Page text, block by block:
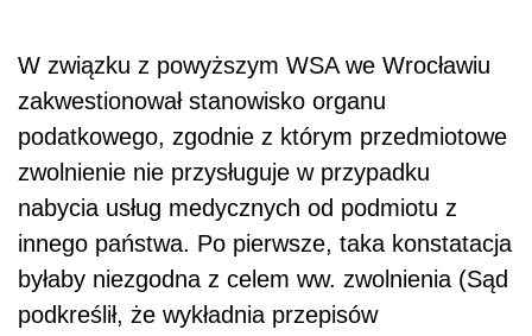
W związku z powyższym WSA we Wrocławiu
zakwestionował stanowisko organu
podatkowego, zgodnie z którym przedmiotowe
zwolnienie nie przysługuje w przypadku
nabycia usług medycznych od podmiotu z
innego państwa. Po pierwsze, taka konstatacja
byłaby niezgodna z celem ww. zwolnienia (Sąd
podkreślił, że wykładnia przepisów